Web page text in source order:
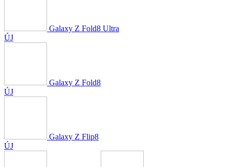
Galaxy Z Fold8 Ultra
ÚJ
Galaxy Z Fold8
ÚJ
Galaxy Z Flip8
ÚJ